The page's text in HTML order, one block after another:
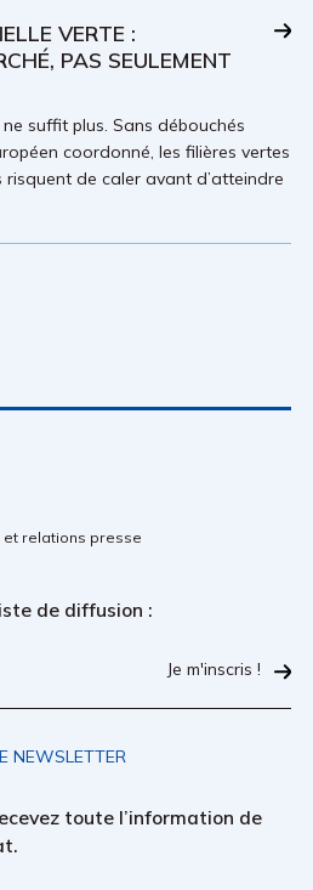
VERTE :
PAS SEULEMENT
suffit plus. Sans débouchés
coordonné, les filières vertes
de caler avant d’atteindre
et relations presse
de diffusion :
Je m'inscris !
NEWSLETTER
toute l’information de